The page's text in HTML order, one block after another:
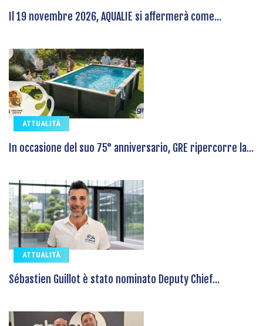
Il 19 novembre 2026, AQUALIE si affermerà come...
ATTUALITÀ
In occasione del suo 75° anniversario, GRE ripercorre la...
ATTUALITÀ
Sébastien Guillot è stato nominato Deputy Chief...